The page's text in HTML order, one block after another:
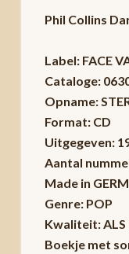
Phil Collins
Label: FACE
Cataloge:
Opname:
Format: CD
Uitgegeven:
Aantal
Made in
Genre: POP
Kwaliteit: ALS
Boekje met